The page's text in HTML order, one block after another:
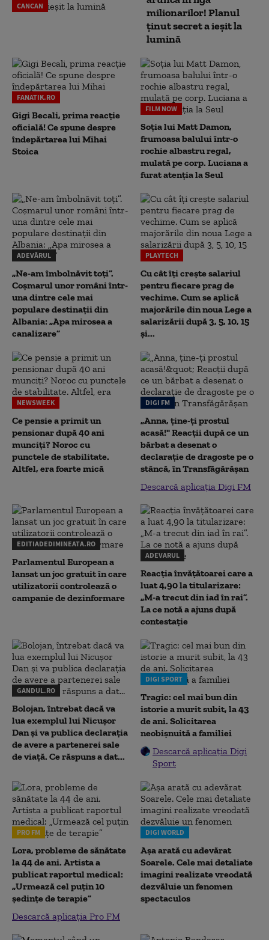
CANCAN
milionarilor! Planul
ținut secret a ieșit la
lumină
FANATIK.RO
Gigi Becali, prima reacție
oficială! Ce spune despre
îndepărtarea lui Mihai
Stoica
FILM NOW
Soția lui Matt Damon,
frumoasa balului într-o
rochie albastru regal,
mulată pe corp. Luciana a
furat atenția la Seul
ADEVĂRUL
„Ne-am îmbolnăvit toți”.
Coșmarul unor români într-
una dintre cele mai
populare destinații din
Albania: „Apa mirosea a
canalizare”
PLAYTECH
Cu cât îți crește salariul
pentru fiecare prag de
vechime. Cum se aplică
majorările din noua Lege a
salarizării după 3, 5, 10, 15
și...
NEWSWEEK
Ce pensie a primit un
pensionar după 40 ani
munciți? Noroc cu
punctele de stabilitate.
Altfel, era foarte mică
DIGI FM
„Anna, ţine-ţi prostul
acasă!" Reacţii după ce un
bărbat a desenat o
declaraţie de dragoste pe o
stâncă, în Transfăgărăşan
Descarcă aplicația Digi FM
EDITIADEDIMINEATA.RO
Parlamentul European a
lansat un joc gratuit în care
utilizatorii controlează o
campanie de dezinformare
ADEVARUL
Reacția învățătoarei care a
luat 4,90 la titularizare:
„M-a trecut din iad în rai”.
La ce notă a ajuns după
contestație
GANDUL.RO
Bolojan, întrebat dacă va
lua exemplul lui Nicușor
Dan și va publica declarația
de avere a partenerei sale
de viață. Ce răspuns a dat...
DIGI SPORT
Tragic: cel mai bun din
istorie a murit subit, la 43
de ani. Solicitarea
neobișnuită a familiei
Descarcă aplicația Digi
Sport
PRO FM
Lora, probleme de sănătate
la 44 de ani. Artista a
publicat raportul medical:
„Urmează cel puțin 10
ședințe de terapie”
Descarcă aplicația Pro FM
DIGI WORLD
Așa arată cu adevărat
Soarele. Cele mai detaliate
imagini realizate vreodată
dezvăluie un fenomen
spectaculos